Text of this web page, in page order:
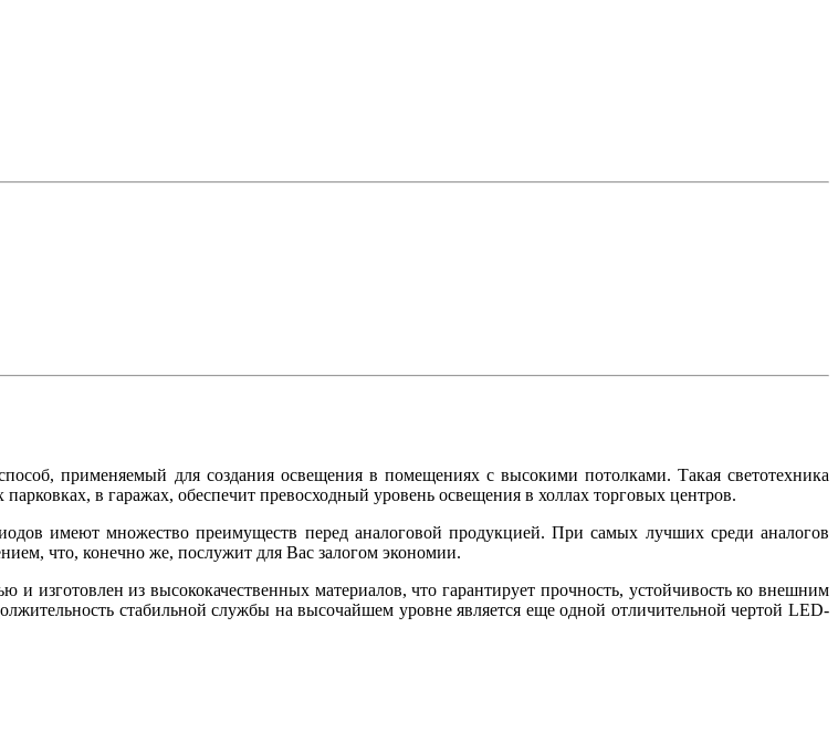
применяемый для создания освещения в помещениях с высокими потолками. Такая светотехника
в гаражах, обеспечит превосходный уровень освещения в холлах торговых центров.
имеют множество преимуществ перед аналоговой продукцией. При самых лучших среди аналогов
что, конечно же, послужит для Вас залогом экономии.
изготовлен из высококачественных материалов, что гарантирует прочность, устойчивость ко внешним
стабильной службы на высочайшем уровне является еще одной отличительной чертой LED-